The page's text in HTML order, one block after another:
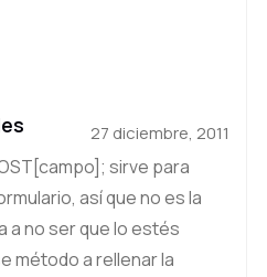
27 diciembre, 2011
sirve para
así que no es la
a no ser que lo estés
método a rellenar la